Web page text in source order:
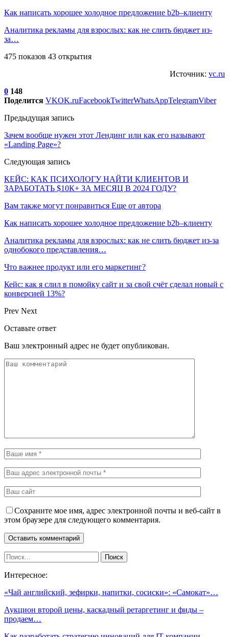
Как написать хорошее холодное предложение b2b–клиенту
Аналитика рекламы для взрослых: как не слить бюджет из-
за…
475 показов 43 открытия
Источник: vc.ru
0 148
Поделится VKOK.ruFacebookTwitterWhatsAppTelegramViber
Предыдущая запись
Зачем вообще нужен этот Лендинг или как его называют
«Landing Page»?
Следующая запись
КЕЙС: КАК ПСИХОЛОГУ НАЙТИ КЛИЕНТОВ И
ЗАРАБОТАТЬ $10К+ ЗА МЕСЯЦ В 2024 ГОДУ?
Вам также могут понравиться Еще от автора
Как написать хорошее холодное предложение b2b–клиенту
Аналитика рекламы для взрослых: как не слить бюджет из-за
однобокого представления…
Что важнее продукт или его маркетинг?
Кейс: как я слил в помойку сайт и за свой счёт сделал новый с
конверсией 13%?
Prev Next
Оставьте ответ
Ваш электронный адрес не будет опубликован.
Сохраните мое имя, адрес электронной почты и веб-сайт в
этом браузере для следующего комментария.
Интересное:
«Чай английский, зефирки, напитки, сосиски»: «Самокат»…
Аукцион второй цены, каскадный ретаргетинг и фиды –
продаем…